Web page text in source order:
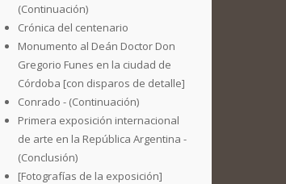
(Continuación)
Crónica del centenario
Monumento al Deán Doctor Don
Gregorio Funes en la ciudad de
Córdoba [con disparos de detalle]
Conrado - (Continuación)
Primera exposición internacional
de arte en la República Argentina -
(Conclusión)
[Fotografías de la exposición]